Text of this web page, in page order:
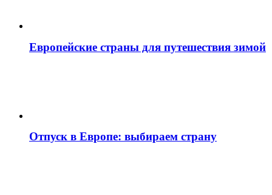
Европейские страны для путешествия зимой
Отпуск в Европе: выбираем страну